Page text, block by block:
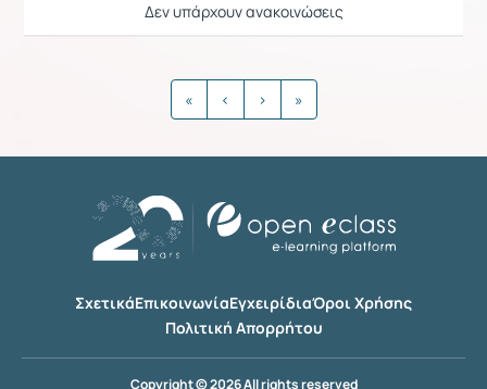
Ρυθμίσεις επιλογής /
Δεν υπάρχουν ανακοινώσεις
« ‹ › »
ΣχετικάΕπικοινωνίαΕγχειρίδιαΌροι Χρήσης
Πολιτική Απορρήτου
Copyright © 2026 All rights reserved